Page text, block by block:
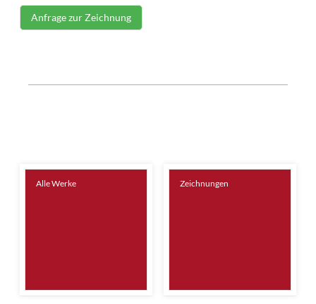
Anfrage zur Zeichnung
Alle Werke Zeichnungen